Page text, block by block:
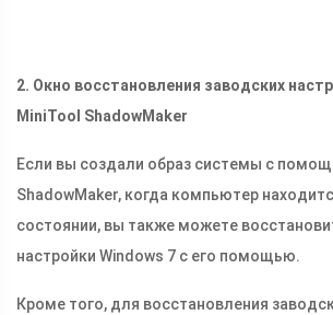
2. Окно восстановления заводских
MiniTool ShadowMaker
Если вы создали образ системы с
ShadowMaker, когда компьютер
состоянии, вы также можете
настройки Windows 7 с его помощью.
Кроме того, для восстановления